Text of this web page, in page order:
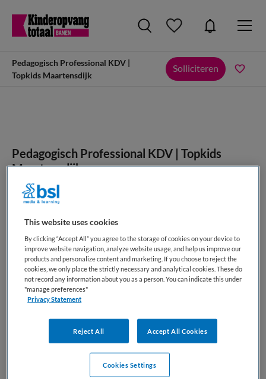
Pedagogisch Professional KDV |
Topkids Maartensdijk
Solliciteren
Pedagogisch Professional KDV | Topkids
Maartensdijk
TopKids, Maartensdijk
VAKGEBIED
Kinderopvang
FUNCTIE
Pedagogisch medewerker
BRANCHE
PLAATSINGSDATUM
16 juli 2025
NIVEAU
MBO
DIENSTVERBAND
This website uses cookies
By clicking “Accept All” you agree to the storage of cookies on your device to
improve website navigation, analyze website usage, and help us improve our
products and personalize content and marketing. If you choose to reject the
cookies, we only place the strictly necessary and analytical cookies. These do
not record any information about you as a person. You can indicate this under
"manage preferences"
Privacy Statement
Reject All Accept All Cookies
Cookies Settings